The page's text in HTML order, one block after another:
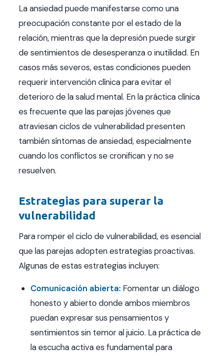
La ansiedad puede manifestarse como una
preocupación constante por el estado de la
relación, mientras que la depresión puede surgir
de sentimientos de desesperanza o inutilidad. En
casos más severos, estas condiciones pueden
requerir intervención clínica para evitar el
deterioro de la salud mental. En la práctica clínica
es frecuente que las parejas jóvenes que
atraviesan ciclos de vulnerabilidad presenten
también síntomas de ansiedad, especialmente
cuando los conflictos se cronifican y no se
resuelven.
Estrategias para superar la
vulnerabilidad
Para romper el ciclo de vulnerabilidad, es esencial
que las parejas adopten estrategias proactivas.
Algunas de estas estrategias incluyen:
Comunicación abierta: Fomentar un diálogo
honesto y abierto donde ambos miembros
puedan expresar sus pensamientos y
sentimientos sin temor al juicio. La práctica de
la escucha activa es fundamental para